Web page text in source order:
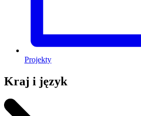
Projekty
Kraj i język